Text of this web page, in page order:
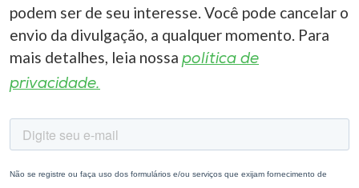
podem ser de seu interesse. Você pode cancelar o
envio da divulgação, a qualquer momento. Para
mais detalhes, leia nossa política de
privacidade.